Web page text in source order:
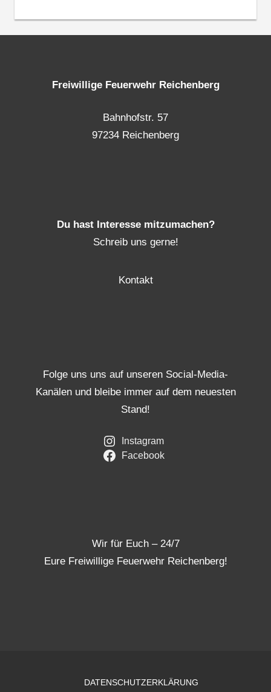
Freiwillige Feuerwehr Reichenberg
Bahnhofstr. 57
97234 Reichenberg
Du hast Interesse mitzumachen?
Schreib uns gerne!
Kontakt
Folge uns uns auf unseren Social-Media-
Kanälen und bleibe immer auf dem neuesten
Stand!
Instagram
Facebook
Wir für Euch – 24/7
Eure Freiwillige Feuerwehr Reichenberg!
DATENSCHUTZERKLÄRUNG